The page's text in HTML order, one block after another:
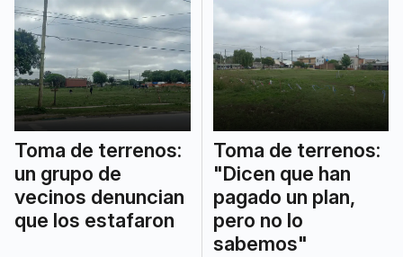
Toma de terrenos:
un grupo de
vecinos denuncian
que los estafaron
Toma de terrenos:
"Dicen que han
pagado un plan,
pero no lo
sabemos"